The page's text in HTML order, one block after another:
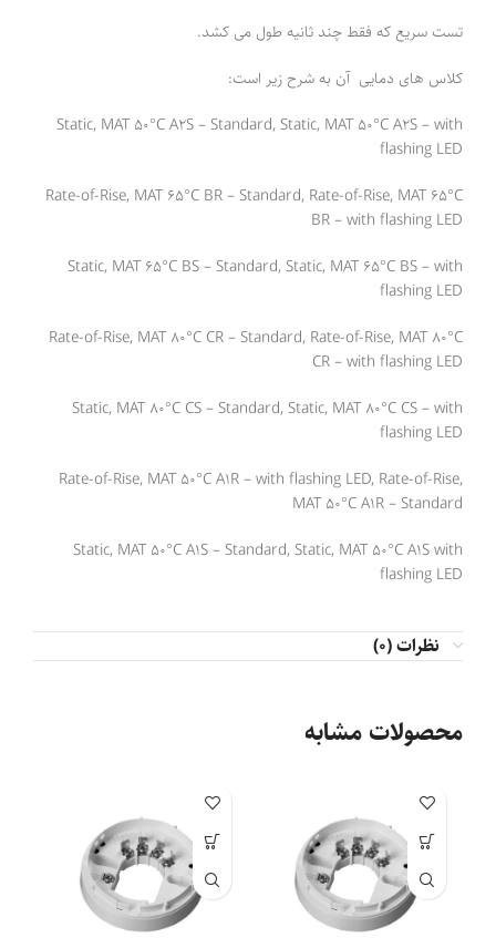
تست سریع که فقط چند ثانیه طول می کشد.
کلاس های دمایی آن به شرح زیر است:
Static, MAT 50°C A2S – Standard, Static, MAT 50°C A2S – with
flashing LED
Rate-of-Rise, MAT 65°C BR – Standard, Rate-of-Rise, MAT 65°C
BR – with flashing LED
Static, MAT 65°C BS – Standard, Static, MAT 65°C BS – with
flashing LED
Rate-of-Rise, MAT 80°C CR – Standard, Rate-of-Rise, MAT 80°C
CR – with flashing LED
Static, MAT 80°C CS – Standard, Static, MAT 80°C CS – with
flashing LED
Rate-of-Rise, MAT 50°C A1R – with flashing LED, Rate-of-Rise,
MAT 50°C A1R – Standard
Static, MAT 50°C A1S – Standard, Static, MAT 50°C A1S with
flashing LED
نظرات (0)
محصولات مشابه